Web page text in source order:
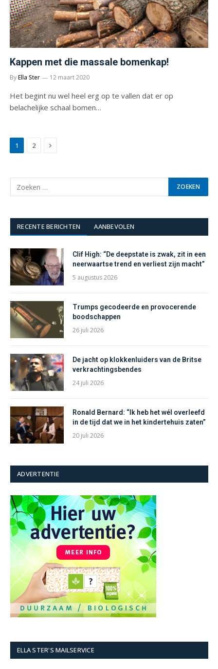
Kappen met die massale bomenkap!
ByElla Ster 12 maart 2020
Het begint nu wel heel erg op te vallen dat er op
belachelijke schaal bomen…
1 2 Next
RECENTE BERICHTEN AANBEVOLEN
Clif High: “De deepstate is zwak, zit in een
neerwaartse trend en verliest zijn macht”
5 augustus 2026
Trumps gecodeerde en provocerende
boodschappen
26 juli 2026
De jacht op klokkenluiders van de Britse
verkrachtingsbendes
24 juli 2026
Ronald Bernard: “Ik heb het wél overleefd
in de tijd dat we in het kindertehuis zaten”
20 juli 2026
ADVERTENTIE
ELLA STER'S MAILSERVICE